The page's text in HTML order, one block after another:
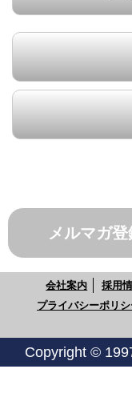
メルマガ登
会社案内 採用
プライバシーポリ
Copyright ©